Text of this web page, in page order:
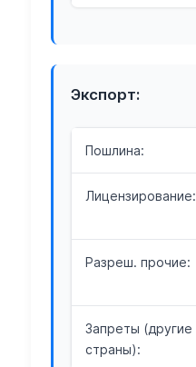
Экспорт:
Пошлина:
Лицензирование:
Разреш. прочие:
Запреты (другие
страны):